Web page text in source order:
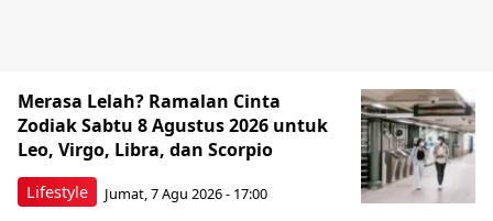
Lifestyle
Merasa Lelah? Ramalan Cinta
Zodiak Sabtu 8 Agustus 2026 untuk
Leo, Virgo, Libra, dan Scorpio
Jumat, 7 Agu 2026 - 17:00